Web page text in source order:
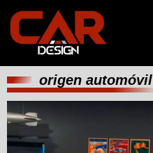
origen automóvil